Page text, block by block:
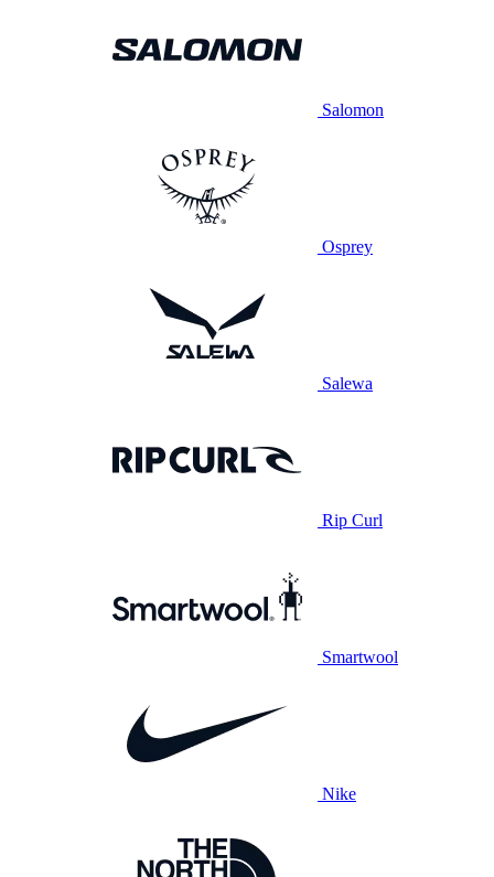
Salomon
Osprey
Salewa
Rip Curl
Smartwool
Nike